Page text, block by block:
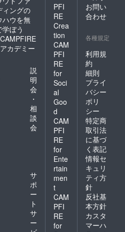
ィングの
ハウを無
学ぼう
CAMPFIRE
アカデミー
説
明
会
・
相
談
会
サ
ポ
ー
ト
サ
ー
PFI
RE
Crea
tion
CAM
PFI
RE
for
Soci
al
Goo
d
CAM
PFI
RE
for
Ente
rtain
men
t
CAM
PFI
RE
for
お問い
合わせ
各種規定
利用規
約
細則
プライ
バシー
ポリ
シー
特定商
取引法
に基づ
く表記
情報セ
キュリ
ティ方
針
反社基
本方針
カスタ
マーハ